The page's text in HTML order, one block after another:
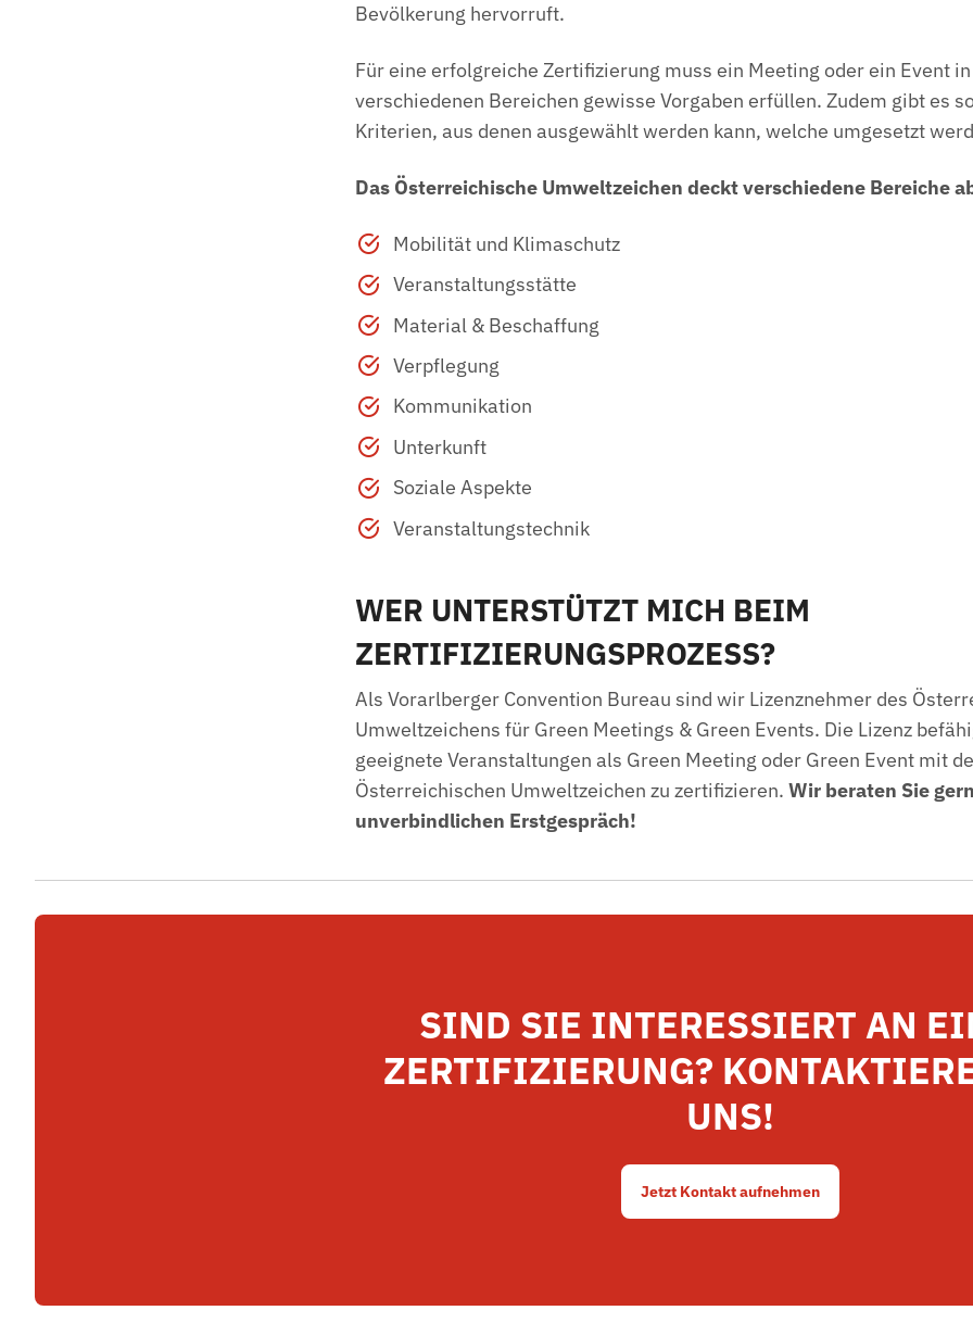
Bevölkerung hervorruft.
Für eine erfolgreiche Zertifizierung muss ein Meeting oder ein Event
verschiedenen Bereichen gewisse Vorgaben erfüllen. Zudem gibt es
Kriterien, aus denen ausgewählt werden kann, welche umgesetzt
Das Österreichische Umweltzeichen deckt verschiedene Bereiche
Mobilität und Klimaschutz
Veranstaltungsstätte
Material & Beschaffung
Verpflegung
Kommunikation
Unterkunft
Soziale Aspekte
Veranstaltungstechnik
WER UNTERSTÜTZT MICH BEIM
ZERTIFIZIERUNGSPROZESS?
Als Vorarlberger Convention Bureau sind wir Lizenznehmer des
Umweltzeichens für Green Meetings & Green Events. Die Lizenz
geeignete Veranstaltungen als Green Meeting oder Green Event mit
Österreichischen Umweltzeichen zu zertifizieren. Wir beraten Sie
unverbindlichen Erstgespräch!
SIND SIE INTERESSIERT AN
ZERTIFIZIERUNG?
UNS!
Jetzt Kontakt aufnehmen